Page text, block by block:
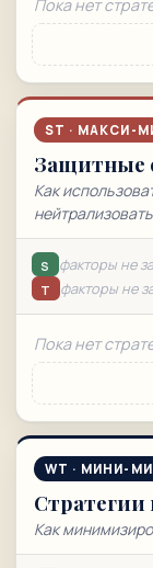
Пока нет
ST · МАКСИ-
Защитные
Как
S факторы не
T факторы не
Пока нет
WT · МИНИ-
Как